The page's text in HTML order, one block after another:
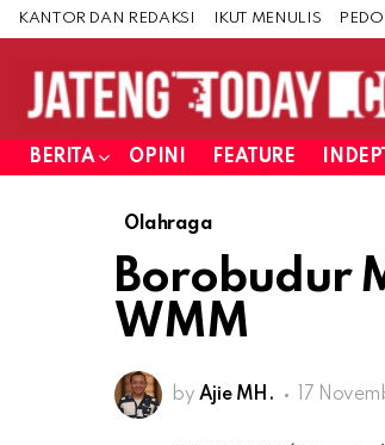
KANTOR DAN REDAKSI IKUT MENULIS
BERITA OPINI FEATURE
Olahraga
Borobudur
WMM
by Ajie MH. 17